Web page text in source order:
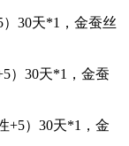
30天*1，金蚕丝
）30天*1，金蚕
+5）30天*1，金